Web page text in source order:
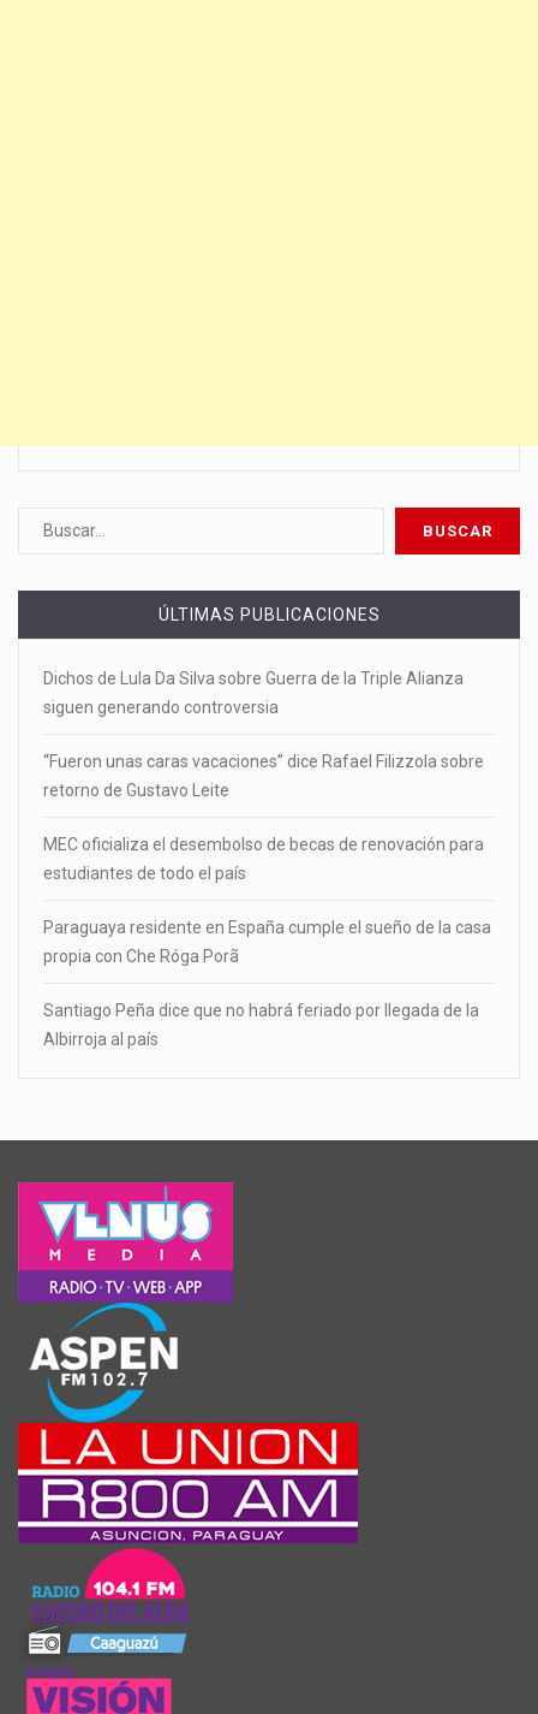
ÚLTIMAS PUBLICACIONES
Dichos de Lula Da Silva sobre Guerra de la Triple Alianza
siguen generando controversia
“Fueron unas caras vacaciones” dice Rafael Filizzola sobre
retorno de Gustavo Leite
MEC oficializa el desembolso de becas de renovación para
estudiantes de todo el país
Paraguaya residente en España cumple el sueño de la casa
propia con Che Róga Porã
Santiago Peña dice que no habrá feriado por llegada de la
Albirroja al país